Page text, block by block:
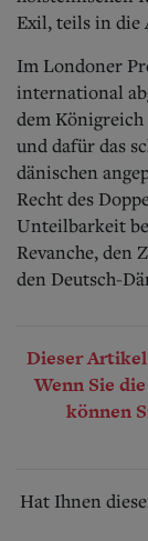
Exil, teils in die
Im Londoner
international
dem
und dafür das
dänischen
Recht des
Unteilbarkeit
Revanche, den
den Deutsch-
Dieser
Wenn Sie
können
Hat Ihnen